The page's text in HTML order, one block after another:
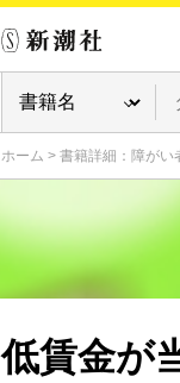
ホーム > 書籍詳細：障が
低賃金が